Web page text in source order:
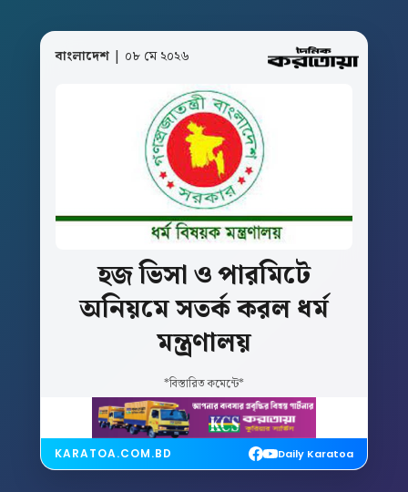
বাংলাদেশ | ০৮ মে ২০২৬
হজভিসাওপারমিটে
অনিয়মেসতর্ককরলধর্ম
মন্ত্রণালয়
*বিস্তারিত কমেন্টে*
KARATOA.COM.BD Daily Karatoa